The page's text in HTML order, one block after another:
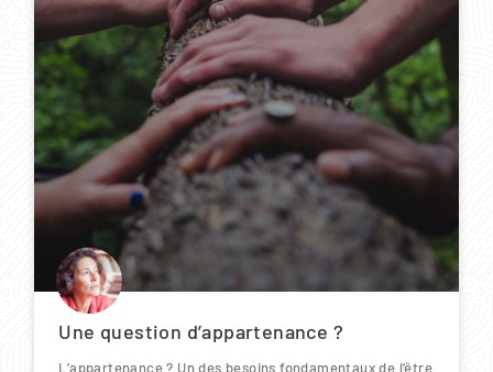
Une question d’appartenance ?
L’appartenance ? Un des besoins fondamentaux de l’être